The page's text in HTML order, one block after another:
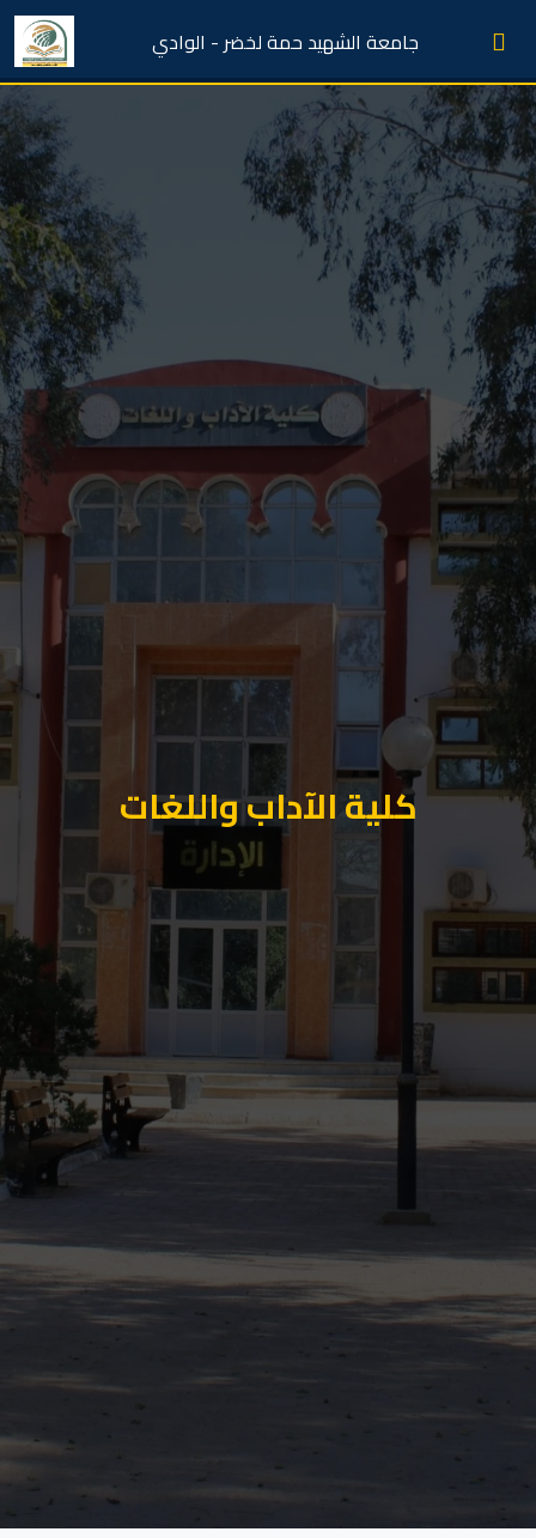
جامعة الشهيد حمة لخضر - الوادي
كلية الآداب واللغات